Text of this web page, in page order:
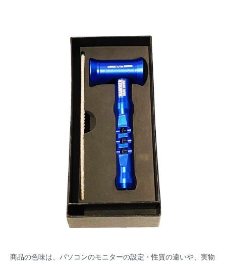
商品の色味は、パソコンのモニターの設定・性質の違いや、実物